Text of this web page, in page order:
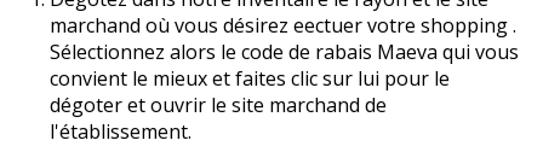
marchand où vous désirez effectuer votre shopping .
Sélectionnez alors le code de rabais Maeva qui vous
convient le mieux et faites clic sur lui pour le
dégoter et ouvrir le site marchand de
l'établissement.